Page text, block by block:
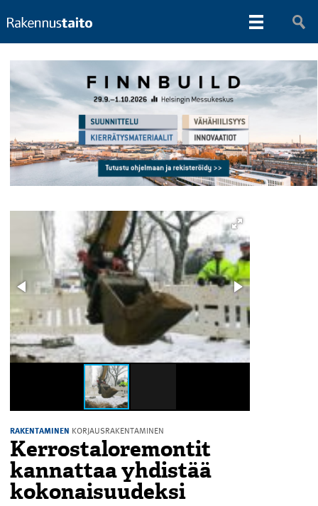
RAKENTAMINEN KORJAUSRAKENTAMINEN
Kerrostaloremontit
kannattaa yhdistää
kokonaisuudeksi